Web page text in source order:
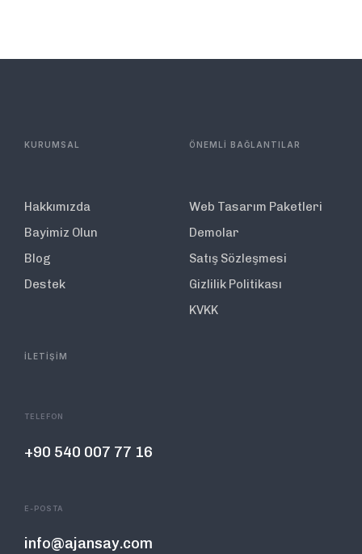
KURUMSAL
Hakkımızda
Bayimiz Olun
Blog
Destek
ÖNEMLİ BAĞLANTILAR
Web Tasarım Paketleri
Demolar
Satış Sözleşmesi
Gizlilik Politikası
KVKK
İLETİŞİM
TELEFON
+90 540 007 77 16
E-POSTA
info@ajansay.com